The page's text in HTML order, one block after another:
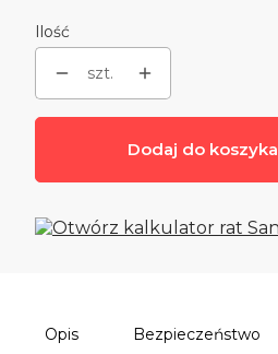
Ilość
szt.
Dodaj do koszyka
Opis Bezpieczeństwo